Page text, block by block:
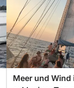
Meer und Wind